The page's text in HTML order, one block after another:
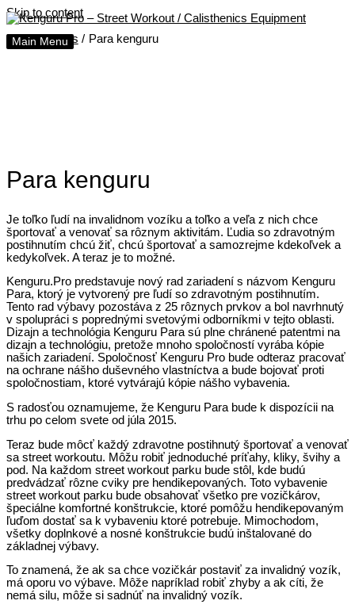
Skip to content
Main Menu
Home Posts Para kenguru
Para kenguru
Je toľko ľudí na invalidnom vozíku a toľko a veľa z nich chce
športovať a venovať sa rôznym aktivitám. Ľudia so zdravotným
postihnutím chcú žiť, chcú športovať a samozrejme kdekoľvek a
kedykoľvek. A teraz je to možné.
Kenguru.Pro predstavuje nový rad zariadení s názvom Kenguru
Para, ktorý je vytvorený pre ľudí so zdravotným postihnutím.
Tento rad výbavy pozostáva z 25 rôznych prvkov a bol navrhnutý
v spolupráci s poprednými svetovými odborníkmi v tejto oblasti.
Dizajn a technológia Kenguru Para sú plne chránené patentmi na
dizajn a technológiu, pretože mnoho spoločností vyrába kópie
našich zariadení. Spoločnosť Kenguru Pro bude odteraz pracovať
na ochrane nášho duševného vlastníctva a bude bojovať proti
spoločnostiam, ktoré vytvárajú kópie nášho vybavenia.
S radosťou oznamujeme, že Kenguru Para bude k dispozícii na
trhu po celom svete od júla 2015.
Teraz bude môcť každý zdravotne postihnutý športovať a venovať
sa street workoutu. Môžu robiť jednoduché príťahy, kliky, švihy a
pod. Na každom street workout parku bude stôl, kde budú
predvádzať rôzne cviky pre hendikepovaných. Toto vybavenie
street workout parku bude obsahovať všetko pre vozičkárov,
špeciálne komfortné konštrukcie, ktoré pomôžu hendikepovaným
ľuďom dostať sa k vybaveniu ktoré potrebuje. Mimochodom,
všetky doplnkové a nosné konštrukcie budú inštalované do
základnej výbavy.
To znamená, že ak sa chce vozičkár postaviť za invalidný vozík,
má oporu vo výbave. Môže napríklad robiť zhyby a ak cíti, že
nemá silu, môže si sadnúť na invalidný vozík.